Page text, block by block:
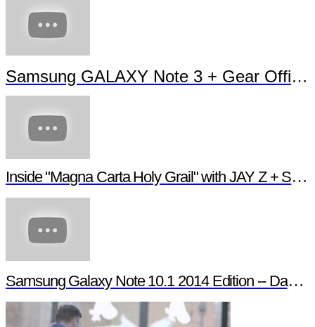
Samsung GALAXY Note 3 + Gear Official TVC
Inside "Magna Carta Holy Grail" with JAY Z + Samsung
Samsung Galaxy Note 10.1 2014 Edition -- Day in the Life